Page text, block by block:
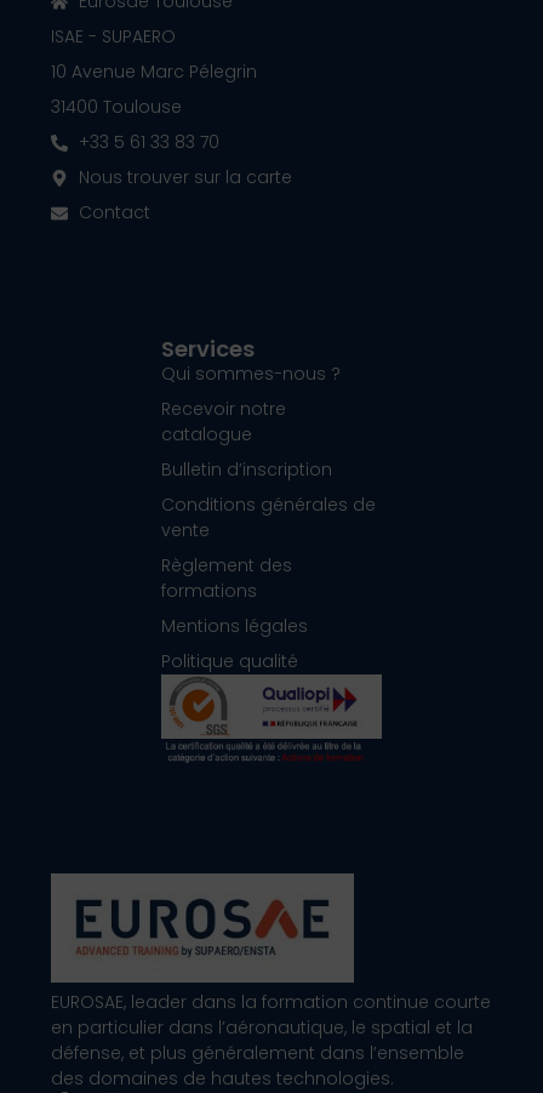
EUROSAE, leader dans la formation continue courte
en particulier dans l’aéronautique, le spatial et la
défense, et plus généralement dans l’ensemble
des domaines de hautes technologies.
Services
Qui sommes-nous ?
Recevoir notre
catalogue
Bulletin d’inscription
Conditions générales de
vente
Règlement des
formations
Mentions légales
Politique qualité
ISAE - SUPAERO
10 Avenue Marc Pélegrin
31400 Toulouse
+33 5 61 33 83 70
Nous trouver sur la carte
Contact